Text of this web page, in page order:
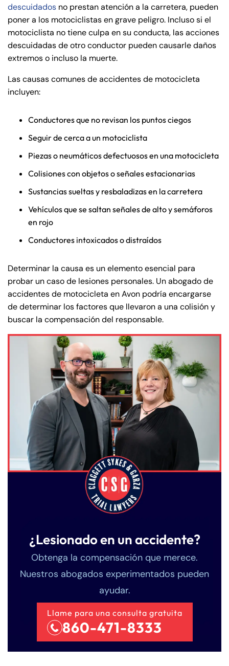
descuidados no prestan atención a la carretera, pueden
poner a los motociclistas en grave peligro. Incluso si el
motociclista no tiene culpa en su conducta, las acciones
descuidadas de otro conductor pueden causarle daños
extremos o incluso la muerte.
Las causas comunes de accidentes de motocicleta
incluyen:
Conductores que no revisan los puntos ciegos
Seguir de cerca a un motociclista
Piezas o neumáticos defectuosos en una motocicleta
Colisiones con objetos o señales estacionarias
Sustancias sueltas y resbaladizas en la carretera
Vehículos que se saltan señales de alto y semáforos
en rojo
Conductores intoxicados o distraídos
Determinar la causa es un elemento esencial para
probar un caso de lesiones personales. Un abogado de
accidentes de motocicleta en Avon podría encargarse
de determinar los factores que llevaron a una colisión y
buscar la compensación del responsable.
¿Lesionado en un accidente?
Obtenga la compensación que merece.
Nuestros abogados experimentados pueden
ayudar.
Llame para una consulta gratuita
860-471-8333